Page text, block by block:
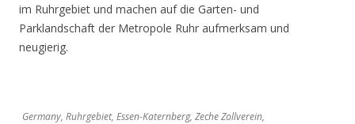
im Ruhrgebiet und machen auf die Garten- und
Parklandschaft der Metropole Ruhr aufmerksam und
neugierig.
Germany, Ruhrgebiet, Essen-Katernberg, Zeche Zollverein,